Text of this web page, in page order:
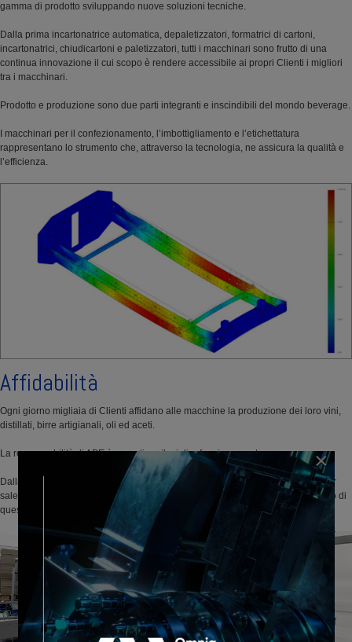
gamma di prodotto sviluppando nuove soluzioni tecniche.
Dalla prima incartonatrice automatica, depaletizzatori, formatrici di cartoni,
incartonatrici, chiudicartoni e paletizzatori, tutti i macchinari sono frutto di una
continua innovazione il cui scopo è rendere accessibile ai propri Clienti i migliori
tra i macchinari.
Prodotto e produzione sono due parti integranti e inscindibili del mondo beverage.
I macchinari per il confezionamento, l’imbottigliamento e l’etichettatura
rappresentano lo strumento che, attraverso la tecnologia, ne assicura la qualità e
l’efficienza.
Affidabilità
Ogni giorno migliaia di Clienti affidano alle macchine la produzione dei loro vini,
distillati, birre artigianali, oli ed aceti.
La responsabilità di APE è garantirne il miglior funzionamento.
Dalla fase di analisi e progettazione tecnica, realizzazione, installazione e after
sales, più di sessanta persone si dedicano quotidianamente al raggiungimento di
questo obbiettivo.
×